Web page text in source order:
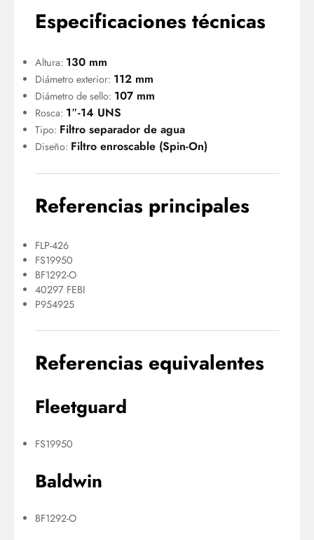
Especificaciones técnicas
Altura: 130 mm
Diámetro exterior: 112 mm
Diámetro de sello: 107 mm
Rosca: 1″-14 UNS
Tipo: Filtro separador de agua
Diseño: Filtro enroscable (Spin-On)
Referencias principales
FLP-426
FS19950
BF1292-O
40297 FEBI
P954925
Referencias equivalentes
Fleetguard
FS19950
Baldwin
BF1292-O